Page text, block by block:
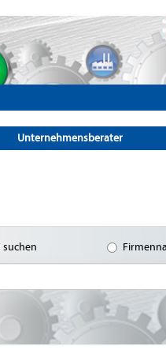
Unternehmensberater